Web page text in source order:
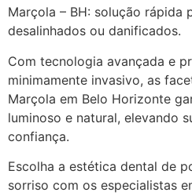
Marçola – BH: solução rápida
desalinhados ou danificados.
Com tecnologia avançada e
minimamente invasivo, as
Marçola em Belo Horizonte
luminoso e natural, elevando
confiança.
Escolha a estética dental de
sorriso com os especialistas